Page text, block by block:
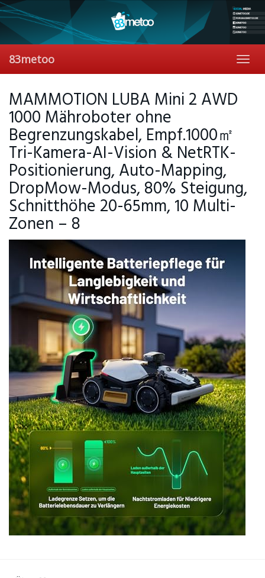
Skip
to
content
83metoo
MAMMOTION LUBA Mini 2 AWD
1000 Mähroboter ohne
Begrenzungskabel, Empf.1000㎡
Tri-Kamera-AI-Vision & NetRTK-
Positionierung, Auto-Mapping,
DropMow-Modus, 80% Steigung,
Schnitthöhe 20-65mm, 10 Multi-
Zonen – 8